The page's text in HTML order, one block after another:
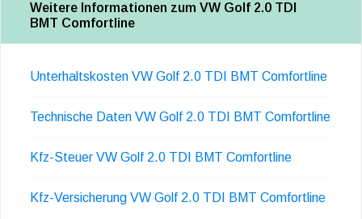
Weitere Informationen zum VW Golf 2.0 TDI
BMT Comfortline
Unterhaltskosten VW Golf 2.0 TDI BMT Comfortline
Technische Daten VW Golf 2.0 TDI BMT Comfortline
Kfz-Steuer VW Golf 2.0 TDI BMT Comfortline
Kfz-Versicherung VW Golf 2.0 TDI BMT Comfortline